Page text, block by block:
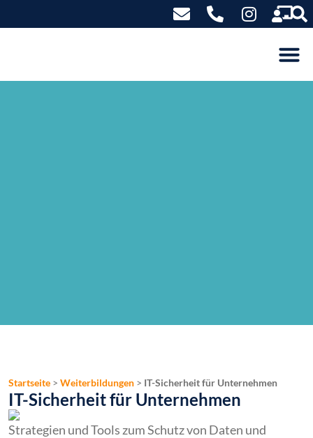
Startseite > Weiterbildungen > IT-Sicherheit für Unternehmen
IT-Sicherheit für Unternehmen
Strategien und Tools zum Schutz von Daten und